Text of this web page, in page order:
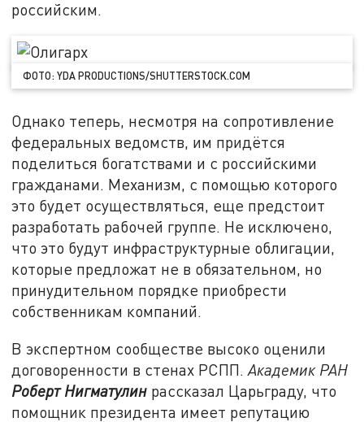
российским.
ФОТО: YDA PRODUCTIONS/SHUTTERSTOCK.COM
Однако теперь, несмотря на сопротивление
федеральных ведомств, им придётся
поделиться богатствами и с российскими
гражданами. Механизм, с помощью которого
это будет осуществляться, еще предстоит
разработать рабочей группе. Не исключено,
что это будут инфраструктурные облигации,
которые предложат не в обязательном, но
принудительном порядке приобрести
собственникам компаний.
В экспертном сообществе высоко оценили
договоренности в стенах РСПП.Академик РАН
Роберт Нигматулин рассказал Царьграду, что
помощник президента имеет репутацию